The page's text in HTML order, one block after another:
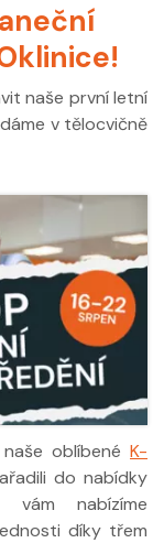
naše první letní
v tělocvičně
oblíbené K-
do nabídky
nabízíme
díky třem